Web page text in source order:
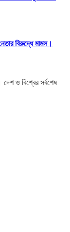
বিরুদ্ধে মামল।
ও বিশ্বের সর্বশেষ